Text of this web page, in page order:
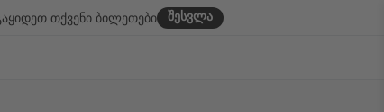
შესვლა
თქვენი ბილეთები